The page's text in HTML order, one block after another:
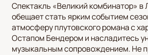
Спектакль «Великий комбинатор» в
обещает стать ярким событием
атмосферу плутовского романа с
Остапом Бендером и насладитесь
музыкальным сопровождением. Не